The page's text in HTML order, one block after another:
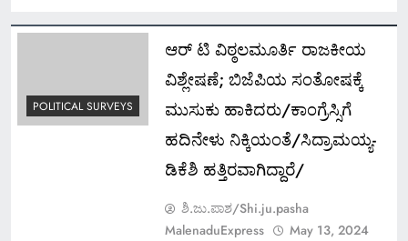
POLITICAL SURVEYS
ಆರ್ ಟಿ ವಿಠ್ಠಲಮೂರ್ತಿ ರಾಜಕೀಯ
ವಿಶ್ಲೇಷಣೆ; ಬಿಜೆಪಿಯ ಸಂತೋಷಕ್ಕೆ
ಮುಸುಕು ಹಾಕಿದರು/ಕಾಂಗ್ರೆಸ್ಸಿಗೆ
ಹದಿನೇಳು ನಿಕ್ಕಿಯಂತೆ/ಸಿದ್ರಾಮಯ್ಯ-
ಡಿಕೆಶಿ ಹತ್ತಿರವಾಗಿದ್ದಾರೆ/
ಶಿ.ಜು.ಪಾಶ/Shi.ju.pasha
MalenaduExpress
May 13, 2024